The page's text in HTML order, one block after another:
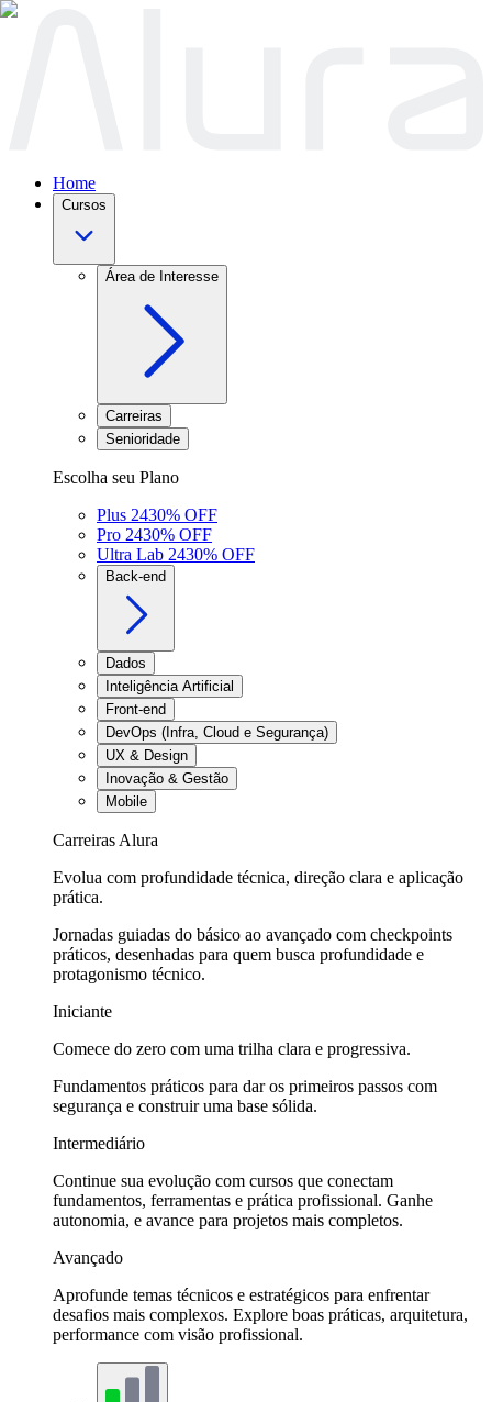
Home
Cursos
Área de Interesse
Carreiras
Senioridade
Escolha seu Plano
Plus 2430% OFF
Pro 2430% OFF
Ultra Lab 2430% OFF
Back-end
Dados
Inteligência Artificial
Front-end
DevOps (Infra, Cloud e Segurança)
UX & Design
Inovação & Gestão
Mobile
Carreiras Alura
Evolua com profundidade técnica, direção clara e aplicação
prática.
Jornadas guiadas do básico ao avançado com checkpoints
práticos, desenhadas para quem busca profundidade e
protagonismo técnico.
Iniciante
Comece do zero com uma trilha clara e progressiva.
Fundamentos práticos para dar os primeiros passos com
segurança e construir uma base sólida.
Intermediário
Continue sua evolução com cursos que conectam
fundamentos, ferramentas e prática profissional. Ganhe
autonomia, e avance para projetos mais completos.
Avançado
Aprofunde temas técnicos e estratégicos para enfrentar
desafios mais complexos. Explore boas práticas, arquitetura,
performance com visão profissional.